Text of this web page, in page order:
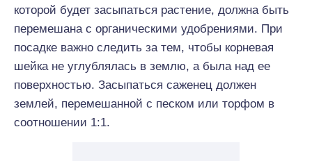
которой будет засыпаться растение, должна быть
перемешана с органическими удобрениями. При
посадке важно следить за тем, чтобы корневая
шейка не углублялась в землю, а была над ее
поверхностью. Засыпаться саженец должен
землей, перемешанной с песком или торфом в
соотношении 1:1.